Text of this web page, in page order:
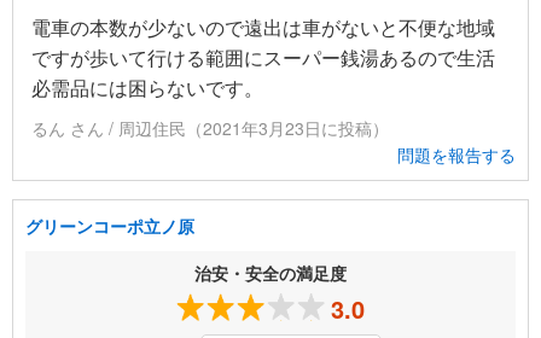
電車の本数が少ないので遠出は車がないと不便な地域
ですが歩いて行ける範囲にスーパー銭湯あるので生活
必需品には困らないです。
るん さん / 周辺住民（2021年3月23日に投稿）
問題を報告する
グリーンコーポ立ノ原
治安・安全の満足度
3.0